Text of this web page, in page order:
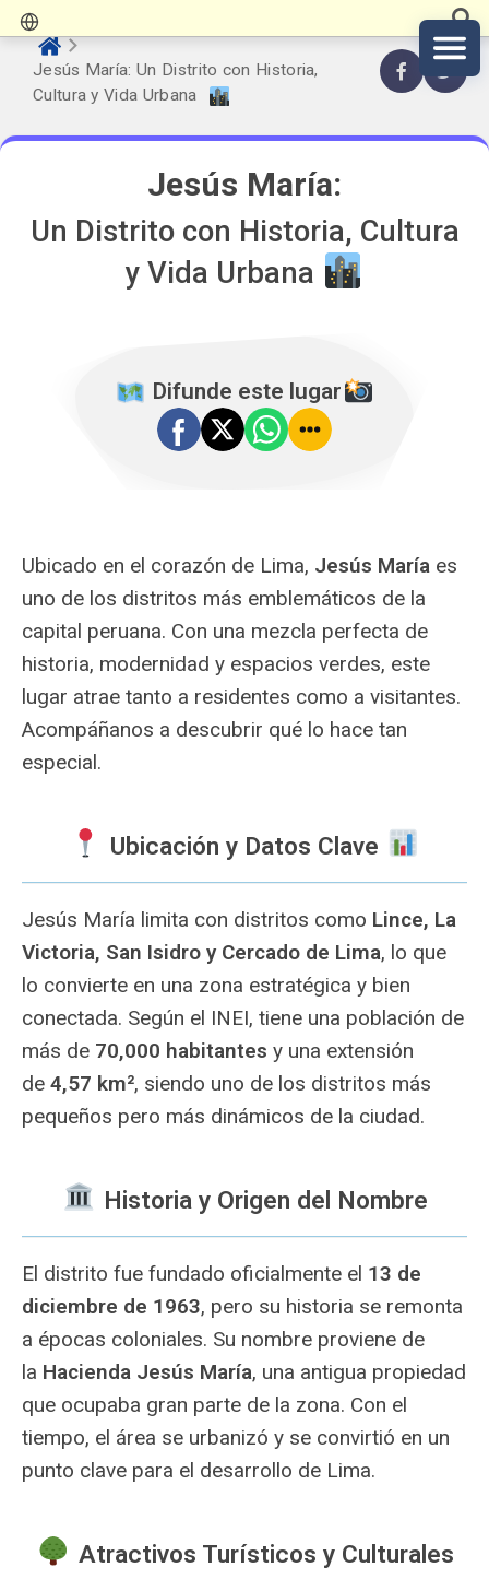
Jesús María: Un Distrito con Historia,
Cultura y Vida Urbana
Jesús María:
Un Distrito con Historia, Cultura
y Vida Urbana
️ Difunde este lugar
Ubicado en el corazón de Lima, Jesús María es
uno de los distritos más emblemáticos de la
capital peruana. Con una mezcla perfecta de
historia, modernidad y espacios verdes, este
lugar atrae tanto a residentes como a visitantes.
Acompáñanos a descubrir qué lo hace tan
especial.
Ubicación y Datos Clave
Jesús María limita con distritos como Lince, La
Victoria, San Isidro y Cercado de Lima, lo que
lo convierte en una zona estratégica y bien
conectada. Según el INEI, tiene una población de
más de 70,000 habitantes y una extensión
de 4,57 km², siendo uno de los distritos más
pequeños pero más dinámicos de la ciudad.
️ Historia y Origen del Nombre
El distrito fue fundado oficialmente el 13 de
diciembre de 1963, pero su historia se remonta
a épocas coloniales. Su nombre proviene de
la Hacienda Jesús María, una antigua propiedad
que ocupaba gran parte de la zona. Con el
tiempo, el área se urbanizó y se convirtió en un
punto clave para el desarrollo de Lima.
Atractivos Turísticos y Culturales